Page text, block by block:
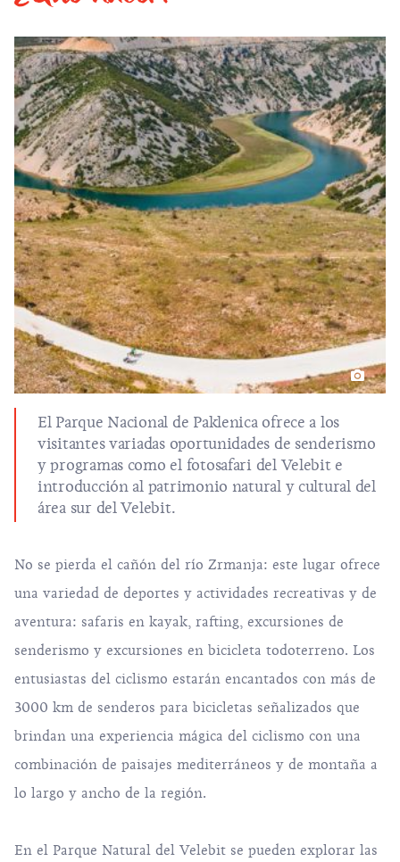
El Parque Nacional de Paklenica ofrece a los
visitantes variadas oportunidades de senderismo
y programas como el fotosafari del Velebit e
introducción al patrimonio natural y cultural del
área sur del Velebit.
No se pierda el cañón del río Zrmanja: este lugar ofrece
una variedad de deportes y actividades recreativas y de
aventura: safaris en kayak, rafting, excursiones de
senderismo y excursiones en bicicleta todoterreno. Los
entusiastas del ciclismo estarán encantados con más de
3000 km de senderos para bicicletas señalizados que
brindan una experiencia mágica del ciclismo con una
combinación de paisajes mediterráneos y de montaña a
lo largo y ancho de la región.
En el Parque Natural del Velebit se pueden explorar las